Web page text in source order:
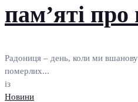
пам’яті
Радониця – день, коли ми
померлих...
із
Новини